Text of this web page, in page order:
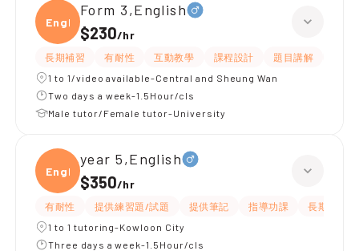
Engli
Form 3,English
$230/hr
長期補習 有耐性 互動教學 課程設計 題目講解
1 to 1/video available-Central and Sheung Wan
Two days a week-1.5Hour/cls
Male tutor/Female tutor-University
Engli
year 5,English
$350/hr
有耐性 提供練習題/試題 提供筆記 指導功課
長期補習
1 to 1 tutoring-Kowloon City
Three days a week-1.5Hour/cls